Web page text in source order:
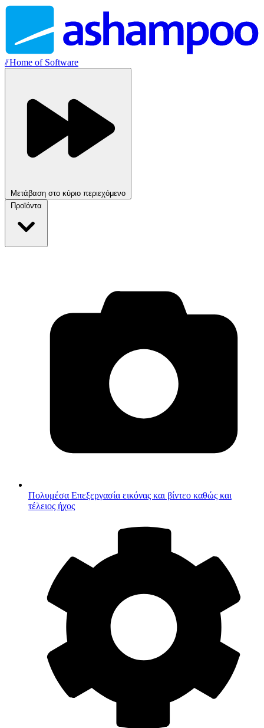
//Home of Software
Μετάβαση στο κύριο περιεχόμενο
Προϊόντα
Πολυμέσα Επεξεργασία εικόνας και βίντεο καθώς και
τέλειος ήχος